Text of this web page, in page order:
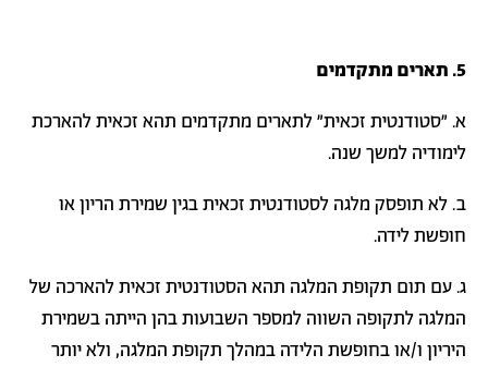
5. תארים מתקדמים
א. "סטודנטית זכאית" לתארים מתקדמים תהא זכאית להארכת
לימודיה למשך שנה.
ב. לא תופסק מלגה לסטודנטית זכאית בגין שמירת הריון או
חופשת לידה.
ג. עם תום תקופת המלגה תהא הסטודנטית זכאית להארכה של
המלגה לתקופה השווה למספר השבועות בהן הייתה בשמירת
היריון ו/או בחופשת הלידה במהלך תקופת המלגה, ולא יותר